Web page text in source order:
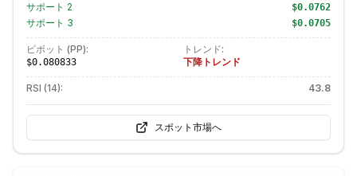
サポート 2 $0.0762
サポート 3 $0.0705
ピボット (PP):
$0.080833
トレンド:
下降トレンド
RSI (14): 43.8
スポット市場へ